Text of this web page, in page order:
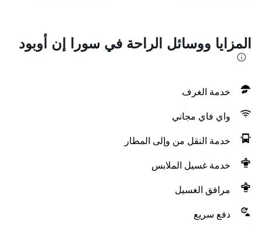
المزايا ووسائل الراحة في سورا إن أوبود
خدمة الغرف
واي فاي مجاني
خدمة النقل من وإلى المطار
خدمة غسيل الملابس
مرافق الغسيل
دفع سريع